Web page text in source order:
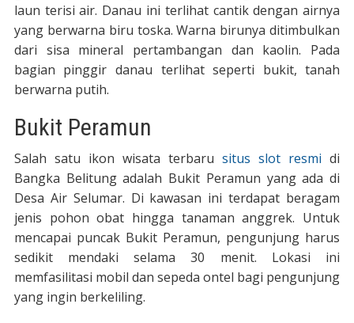
laun terisi air. Danau ini terlihat cantik dengan airnya
yang berwarna biru toska. Warna birunya ditimbulkan
dari sisa mineral pertambangan dan kaolin. Pada
bagian pinggir danau terlihat seperti bukit, tanah
berwarna putih.
Bukit Peramun
Salah satu ikon wisata terbarusitus slot resmi di
Bangka Belitung adalah Bukit Peramun yang ada di
Desa Air Selumar. Di kawasan ini terdapat beragam
jenis pohon obat hingga tanaman anggrek. Untuk
mencapai puncak Bukit Peramun, pengunjung harus
sedikit mendaki selama 30 menit. Lokasi ini
memfasilitasi mobil dan sepeda ontel bagi pengunjung
yang ingin berkeliling.